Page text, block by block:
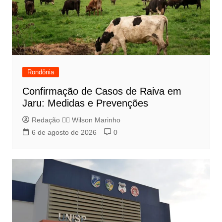
Rondônia
Confirmação de Casos de Raiva em
Jaru: Medidas e Prevenções
Redação 👨‍⚖️​ Wilson Marinho
6 de agosto de 2026
0